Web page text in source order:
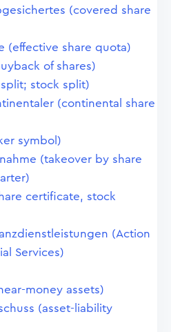
(covered share
(effective share quota)
of shares)
stock split)
(continental share
symbol)
(takeover by share
certificate, stock
(Action
Services)
money assets)
(asset-liability